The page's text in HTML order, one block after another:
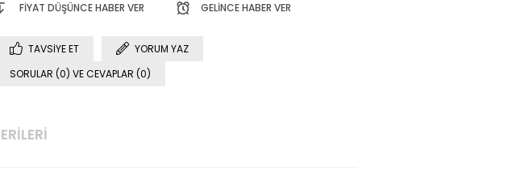
FIYAT DÜŞÜNCE HABER VER GELINCE HABER VER
TAVSIYE ET
YORUM YAZ
SORULAR (0) VE CEVAPLAR (0)